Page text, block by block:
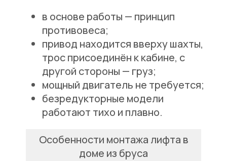
в основе работы — принцип
противовеса;
привод находится вверху шахты,
трос присоединён к кабине, с
другой стороны — груз;
мощный двигатель не требуется;
безредукторные модели
работают тихо и плавно.
Особенности монтажа лифта в
доме из бруса